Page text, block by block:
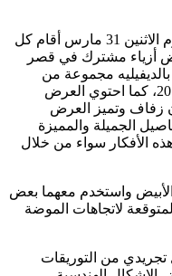
ي يوم الاثنين 31 مارس أقام كل
أزياء مشترك في قصر
مجموعة من
ملابس السواريه لموسم ربيع وصيف 2014، كما احتوي العرض
زفاف وتميز العرض
الجميلة والمميزة
الأفكار سواء من خلال
واستخدم معهما بعض
لاتجاهات الموضة
من التوريقات